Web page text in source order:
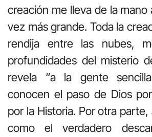
creación me lleva de la mano
vez más grande. Toda la
rendija entre las nubes,
profundidades del misterio
revela “a la gente
conocen el paso de Dios
por la Historia. Por otra
como el verdadero